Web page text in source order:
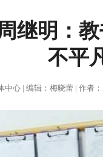
继明：
不平
心 | 编辑：梅晓蕾 | 作